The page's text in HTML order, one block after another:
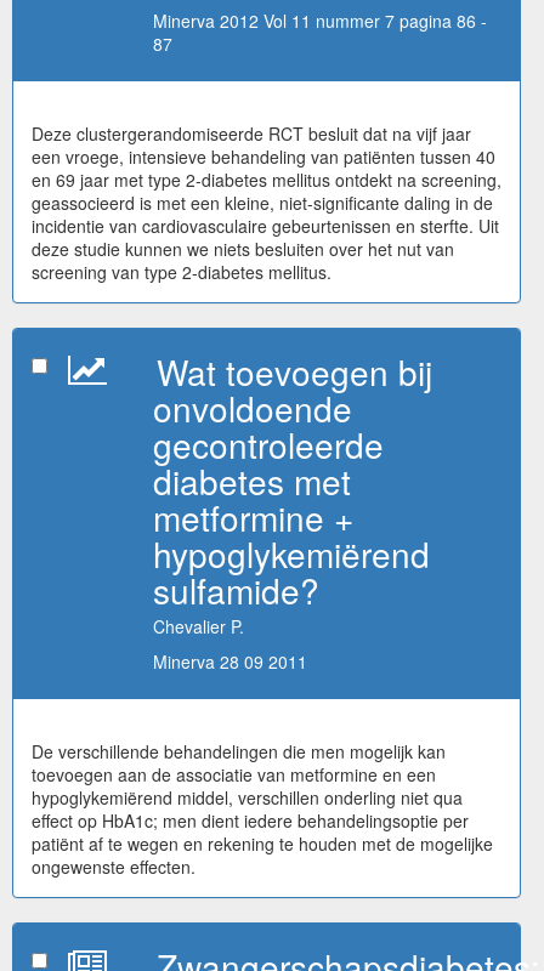
Minerva 2012 Vol 11 nummer 7 pagina 86 -
87
Deze clustergerandomiseerde RCT besluit dat na vijf jaar
een vroege, intensieve behandeling van patiënten tussen 40
en 69 jaar met type 2-diabetes mellitus ontdekt na screening,
geassocieerd is met een kleine, niet-significante daling in de
incidentie van cardiovasculaire gebeurtenissen en sterfte. Uit
deze studie kunnen we niets besluiten over het nut van
screening van type 2-diabetes mellitus.
Wat toevoegen bij
onvoldoende
gecontroleerde
diabetes met
metformine +
hypoglykemiërend
sulfamide?
Chevalier P.
Minerva 28 09 2011
De verschillende behandelingen die men mogelijk kan
toevoegen aan de associatie van metformine en een
hypoglykemiërend middel, verschillen onderling niet qua
effect op HbA1c; men dient iedere behandelingsoptie per
patiënt af te wegen en rekening te houden met de mogelijke
ongewenste effecten.